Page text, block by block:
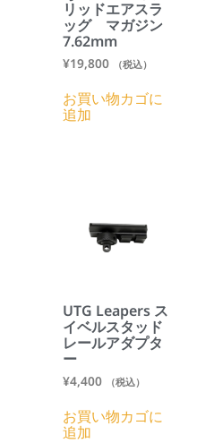
リッドエアスラ
ッグ マガジン
7.62mm
¥19,800 （税込）
お買い物カゴに
追加
UTG Leapers ス
イベルスタッド
レールアダプタ
ー
¥4,400 （税込）
お買い物カゴに
追加